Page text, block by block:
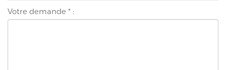
Votre demande * :